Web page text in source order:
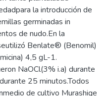
la introducción de
germinadas in
de nudo.En la
Benlate® (Benomil)
4,5 gL-1.
NaOCl(3% i.a) durante
25 minutos.Todos
de cultivo Murashige